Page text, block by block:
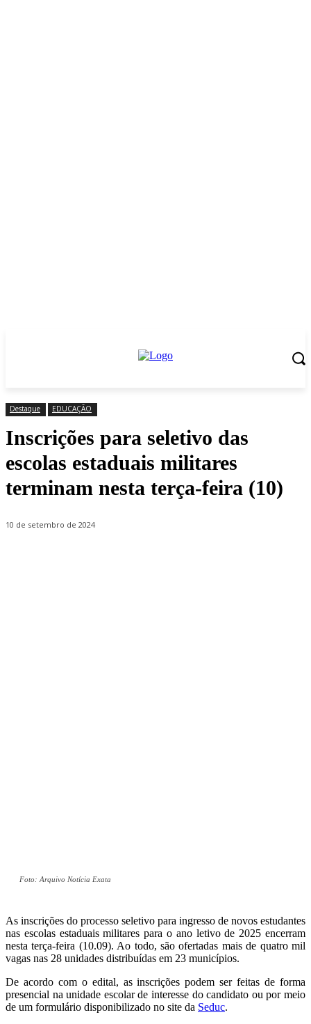
Destaque EDUCAÇÃO
Inscrições para seletivo das
escolas estaduais militares
terminam nesta terça-feira (10)
10 de setembro de 2024
Foto: Arquivo Notícia Exata
As inscrições do processo seletivo para ingresso de novos estudantes
nas escolas estaduais militares para o ano letivo de 2025 encerram
nesta terça-feira (10.09). Ao todo, são ofertadas mais de quatro mil
vagas nas 28 unidades distribuídas em 23 municípios.
De acordo com o edital, as inscrições podem ser feitas de forma
presencial na unidade escolar de interesse do candidato ou por meio
de um formulário disponibilizado no site da Seduc.